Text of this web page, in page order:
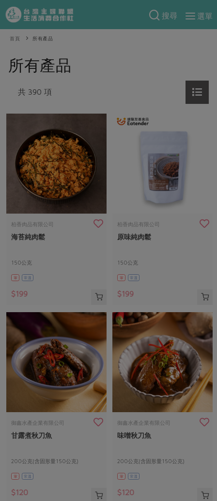
搜尋
選單
產品分類
一籃菜
芽苗類
奶蛋豆・五穀
蛋
豆製品
肉品・水產
水畜加工品
調理食材・點心
調味醬料/南北貨 烘焙
居家好物
美妝保養 個人清潔
家庭清潔
素食專區
食譜料理
海鮮
常備菜
蔬食
料理方式
醬料
湯品．鍋物
涼拌沙拉
飲品
主題食譜
年菜食譜
高麗菜海鮮煎餅
防災用品預購圓滿結束
2026年端午節預購圓滿結束
更多預購活動
合作25-經典快閃最後一週
合作25-精選產品第三彈
更多當季產品
議題活動
主婦聯盟X樂齡網特約優惠案
30%rPET紅烏龍茶
2024農業發展計畫年度報告
更多議題活動
把最好的台灣味帶回家！
觀點文章
主婦食堂
社內大小事
產品故事
廚房瑜伽
減硝酸鹽
減添加物 減塑減廢
公益金 食農教育
更多議題
生活者e週報
綠主張月刊
關於合作社
認識合作社
關於我們
合作社組織
員工與求才
自主把關
檢驗報告
硝酸鹽檢驗
社員權益
合作社法規
社務專區
選舉專區
媒體報導
地區活動
重要公告
首頁 所有產品
所有產品
共 390 項
柏香肉品有限公司
海苔純肉鬆
150公克
葷 常溫
$199
柏香肉品有限公司
原味純肉鬆
150公克
葷 常溫
$199
御鑫水產企業有限公司
甘露煮秋刀魚
200公克(含固形量150公克)
葷 常溫
$120
御鑫水產企業有限公司
味噌秋刀魚
200公克(含固形量150公克)
葷 常溫
$120